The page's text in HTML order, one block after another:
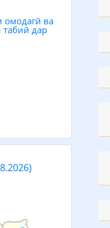
омодагӣ ва
табиӣ дар